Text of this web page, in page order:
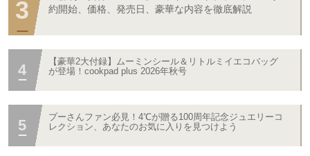
約開始、価格、発売日、豪華な内容を徹底解説
【豪華2大付録】ムーミンシール＆リトルミイエコバッグ
が登場！cookpad plus 2026年秋号
プーさんファン必見！4℃が贈る100周年記念ジュエリーコ
レクション、あなたのお気に入りを見つけよう